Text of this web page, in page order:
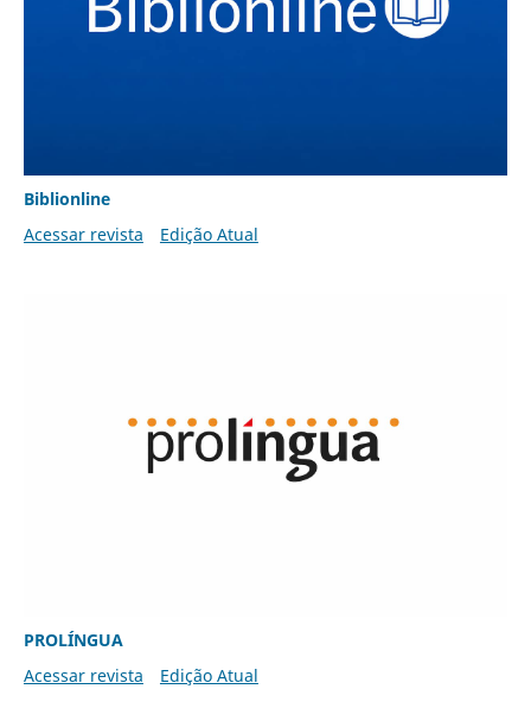
Biblionline
Acessar revista
Edição Atual
PROLÍNGUA
Acessar revista
Edição Atual